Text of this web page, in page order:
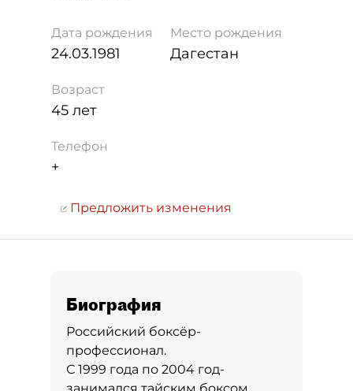
Дата рождения
24.03.1981
Место рождения
Дагестан
Возраст
45 лет
Телефон
+
Предложить изменения
Биография
Российский боксёр-
профессионал.
С 1999 года по 2004 год-